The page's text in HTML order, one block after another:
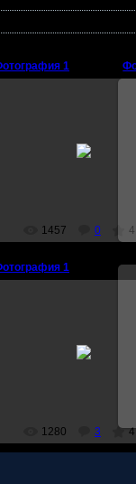
1
1457 0
1
1280 3